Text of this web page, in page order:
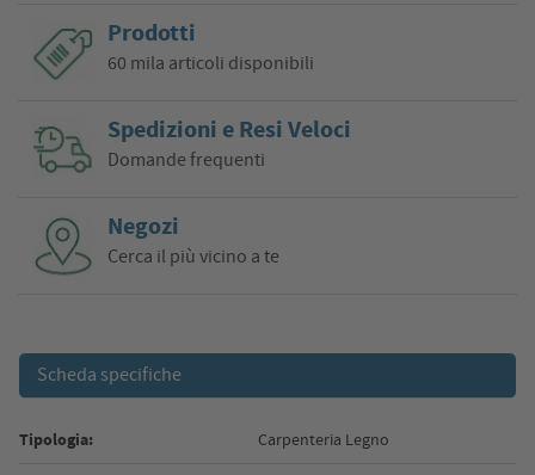
Prodotti
60 mila articoli disponibili
Spedizioni e Resi Veloci
Domande frequenti
Negozi
Cerca il più vicino a te
Scheda specifiche
Tipologia: Carpenteria Legno